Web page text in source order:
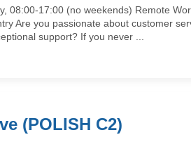
08:00-17:00 (no weekends) Remote
Are you passionate about customer
support? If you never ...
(POLISH C2)